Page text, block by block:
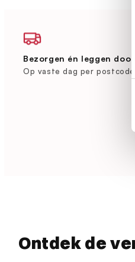
Bezorgen én leggen door
Op vaste dag per postcode
Ontdek de